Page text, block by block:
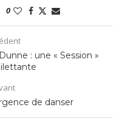
0
: une « Session »
de danser